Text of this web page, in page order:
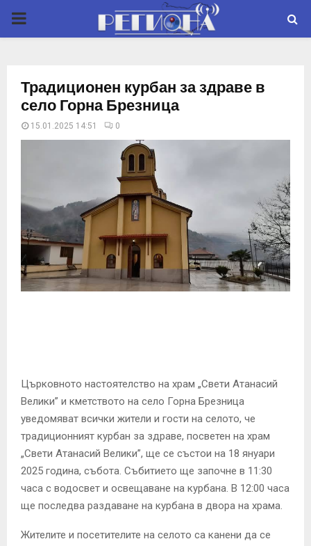
P
M
R
Y
M
U
Традиционен курбан за здраве в
село Горна Брезница
15.01.2025 14:51 0
Църковното настоятелство на храм „Свети Атанасий
Велики” и кметството на село Горна Брезница
уведомяват всички жители и гости на селото, че
традиционният курбан за здраве, посветен на храм
„Свети Атанасий Велики”, ще се състои на 18 януари
2025 година, събота. Събитието ще започне в 11:30
часа с водосвет и освещаване на курбана. В 12:00 часа
ще последва раздаване на курбана в двора на храма.
Жителите и посетителите на селото са канени да се